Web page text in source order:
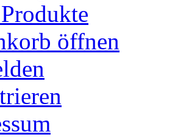
öffnen